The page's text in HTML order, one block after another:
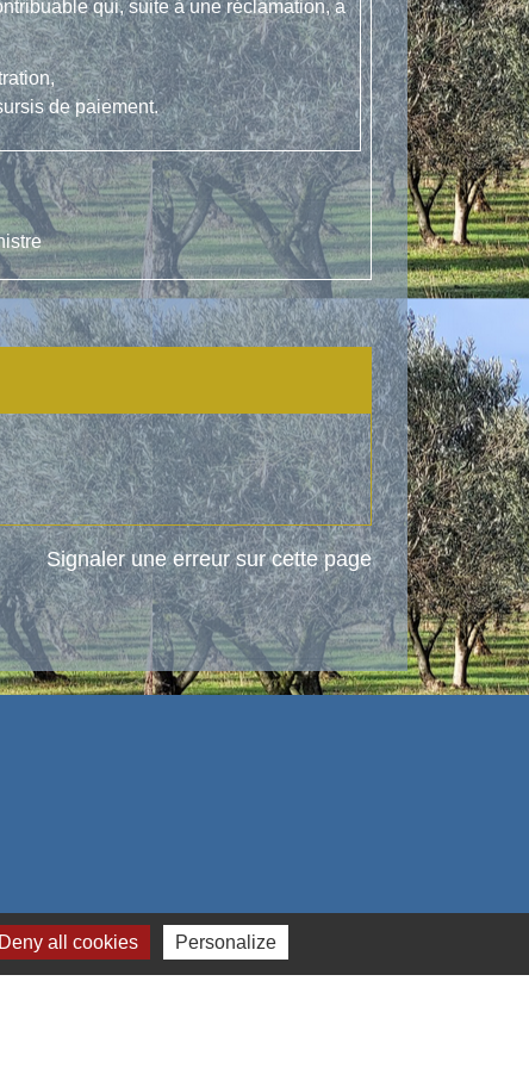
qui, suite à une réclamation, a
de paiement.
Signaler une erreur sur cette page
Deny all cookies Personalize